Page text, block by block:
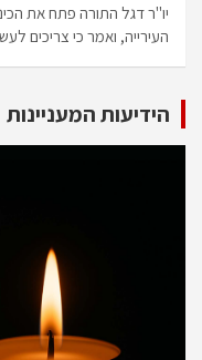
יו"ר דגל התורה פתח את
העירייה, ואמר כי צריכים
הידיעות המעניינות